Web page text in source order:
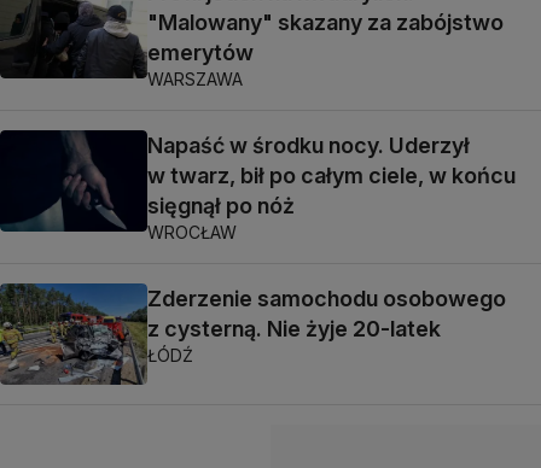
"Malowany" skazany za zabójstwo
emerytów
WARSZAWA
Napaść w środku nocy. Uderzył
w twarz, bił po całym ciele, w końcu
sięgnął po nóż
WROCŁAW
Zderzenie samochodu osobowego
z cysterną. Nie żyje 20-latek
ŁÓDŹ